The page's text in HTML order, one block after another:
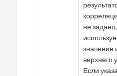
не задано,
значение
верхнего
Если